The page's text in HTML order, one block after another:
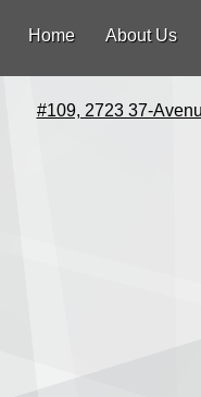
Home About Us
#109, 2723 37-